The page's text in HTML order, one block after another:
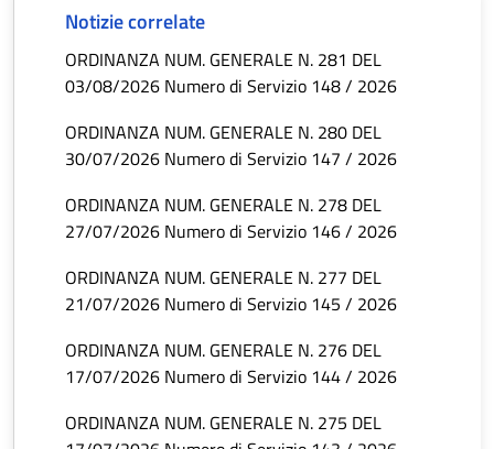
Notizie correlate
ORDINANZA NUM. GENERALE N. 281 DEL
03/08/2026 Numero di Servizio 148 / 2026
ORDINANZA NUM. GENERALE N. 280 DEL
30/07/2026 Numero di Servizio 147 / 2026
ORDINANZA NUM. GENERALE N. 278 DEL
27/07/2026 Numero di Servizio 146 / 2026
ORDINANZA NUM. GENERALE N. 277 DEL
21/07/2026 Numero di Servizio 145 / 2026
ORDINANZA NUM. GENERALE N. 276 DEL
17/07/2026 Numero di Servizio 144 / 2026
ORDINANZA NUM. GENERALE N. 275 DEL